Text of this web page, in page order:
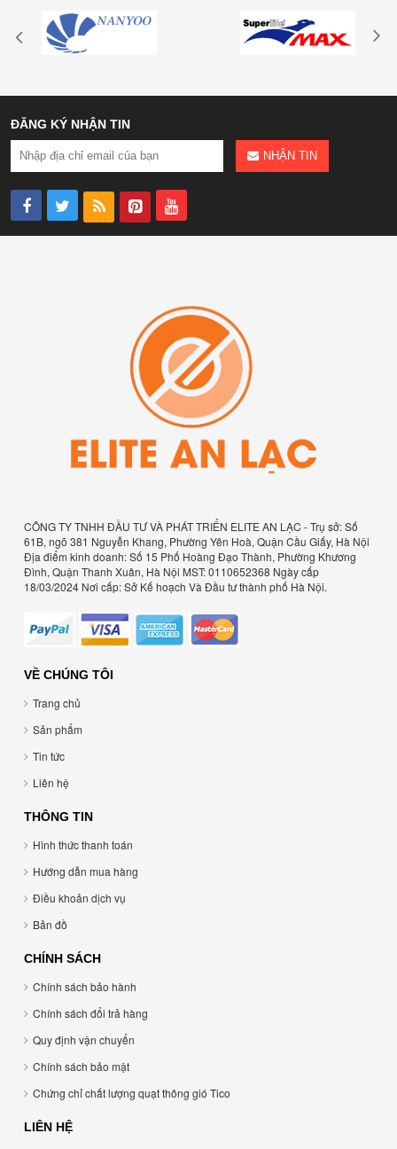
ĐĂNG KÝ NHẬN TIN
NHẬN TIN
CÔNG TY TNHH ĐẦU TƯ VÀ PHÁT TRIỂN ELITE AN LẠC - Trụ sở: Số
61B, ngõ 381 Nguyễn Khang, Phường Yên Hoà, Quận Cầu Giấy, Hà Nội
Địa điểm kinh doanh: Số 15 Phố Hoàng Đạo Thành, Phường Khương
Đình, Quận Thanh Xuân, Hà Nội MST: 0110652368 Ngày cấp
18/03/2024 Nơi cấp: Sở Kế hoạch Và Đầu tư thành phố Hà Nội.
VỀ CHÚNG TÔI
Trang chủ
Sản phẩm
Tin tức
Liên hệ
THÔNG TIN
Hình thức thanh toán
Hướng dẫn mua hàng
Điều khoản dịch vụ
Bản đồ
CHÍNH SÁCH
Chính sách bảo hành
Chính sách đổi trả hàng
Quy định vận chuyển
Chính sách bảo mật
Chứng chỉ chất lượng quạt thông gió Tico
LIÊN HỆ